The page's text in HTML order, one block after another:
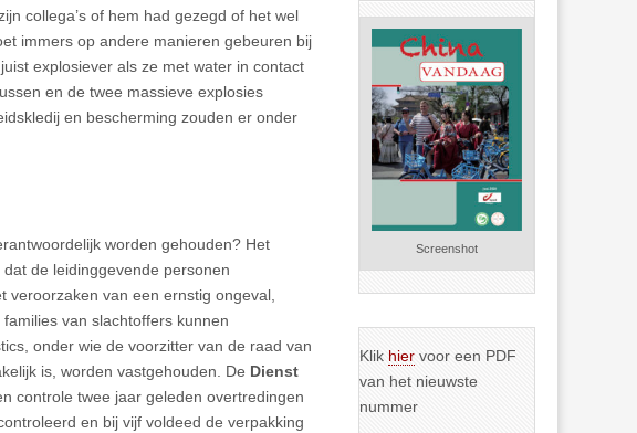
collega’s of hem had gezegd of het wel
immers op andere manieren gebeuren bij
explosiever als ze met water in contact
en de twee massieve explosies
en bescherming zouden er onder
worden gehouden? Het
de leidinggevende personen
veroorzaken van een ernstig ongeval,
van slachtoffers kunnen
onder wie de voorzitter van de raad van
is, worden vastgehouden. De Dienst
controle twee jaar geleden overtredingen
en bij vijf voldeed de verpakking
Screenshot
Klik hier voor een PDF
van het nieuwste
nummer